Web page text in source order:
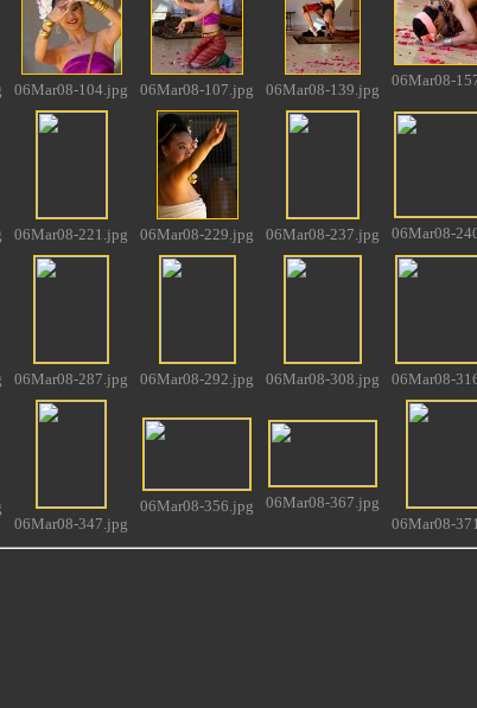
06Mar08-104.jpg 06Mar08-107.jpg 06Mar08-139.jpg
06Mar08-
06Mar08-221.jpg 06Mar08-229.jpg 06Mar08-237.jpg 06Mar08-
06Mar08-287.jpg 06Mar08-292.jpg 06Mar08-308.jpg 06Mar08-
06Mar08-347.jpg
06Mar08-356.jpg
06Mar08-367.jpg
06Mar08-